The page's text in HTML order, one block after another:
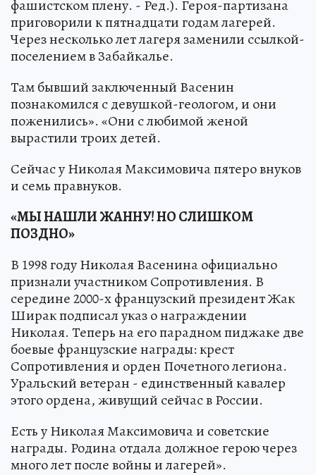
фашистском плену. - Ред.). Героя-партизана
приговорили к пятнадцати годам лагерей.
Через несколько лет лагеря заменили ссылкой-
поселением в Забайкалье.
Там бывший заключенный Васенин
познакомился с девушкой-геологом, и они
поженились». «Они с любимой женой
вырастили троих детей.
Сейчас у Николая Максимовича пятеро внуков
и семь правнуков.
«МЫ НАШЛИ ЖАННУ! НО СЛИШКОМ
ПОЗДНО»
В 1998 году Николая Васенина официально
признали участником Сопротивления. В
середине 2000-х французский президент Жак
Ширак подписал указ о награждении
Николая. Теперь на его парадном пиджаке две
боевые французские награды: крест
Сопротивления и орден Почетного легиона.
Уральский ветеран - единственный кавалер
этого ордена, живущий сейчас в России.
Есть у Николая Максимовича и советские
награды. Родина отдала должное герою через
много лет после войны и лагерей».